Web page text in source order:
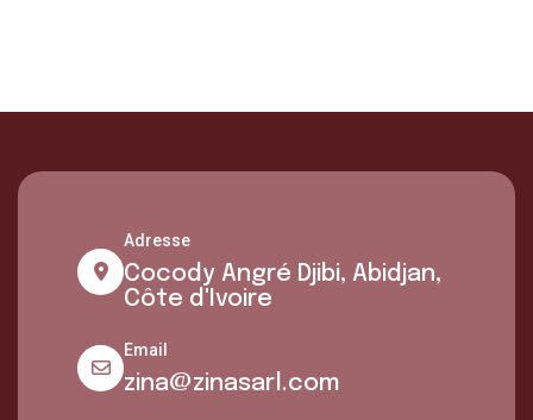
Adresse
Cocody Angré Djibi, Abidjan,
Côte d'Ivoire
Email
zina@zinasarl.com